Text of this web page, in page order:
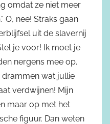
omdat ze niet meer
O, nee! Straks gaan
uit de slavernij
je voor! Ik moet je
nergens mee op.
wat jullie
verdwijnen! Mijn
maar op met het
figuur. Dan weten